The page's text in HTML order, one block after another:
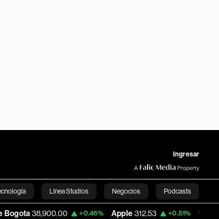
Ingresar
Línea Studios Negocios Podcasts
English+0.46% Apple 312.53 +0.51% USD COP 3,159.39